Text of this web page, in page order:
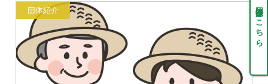
団体紹介 団体登録はこちら